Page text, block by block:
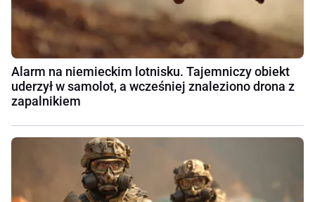
Alarm na niemieckim lotnisku. Tajemniczy obiekt
uderzył w samolot, a wcześniej znaleziono drona z
zapalnikiem